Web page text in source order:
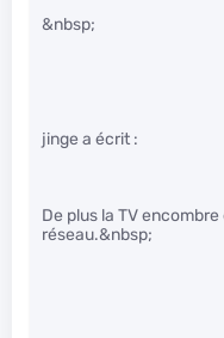
&nbsp;
jinge a écrit :
De plus la TV
réseau.&nbsp;